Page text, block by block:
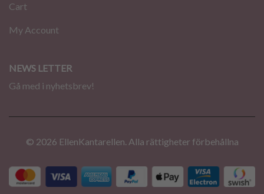
Cart
My Account
NEWS LETTER
Gå med i nyhetsbrev!
© 2026 EllenKantarellen. Alla rättigheter förbehållna